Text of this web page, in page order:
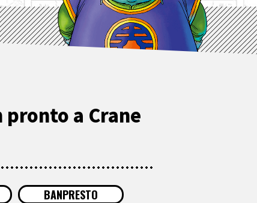
pronto a Crane
BANPRESTO